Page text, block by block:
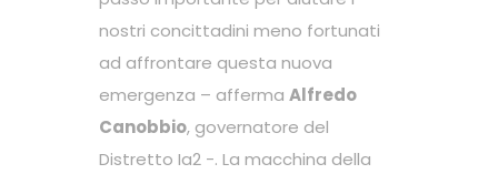
nostri concittadini meno fortunati
ad affrontare questa nuova
emergenza – afferma Alfredo
Canobbio, governatore del
Distretto Ia2 -. La macchina della